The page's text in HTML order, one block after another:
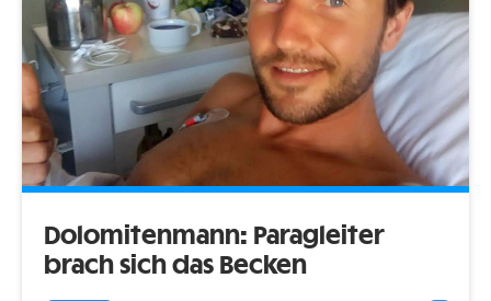
Dolomitenmann: Paragleiter
brach sich das Becken